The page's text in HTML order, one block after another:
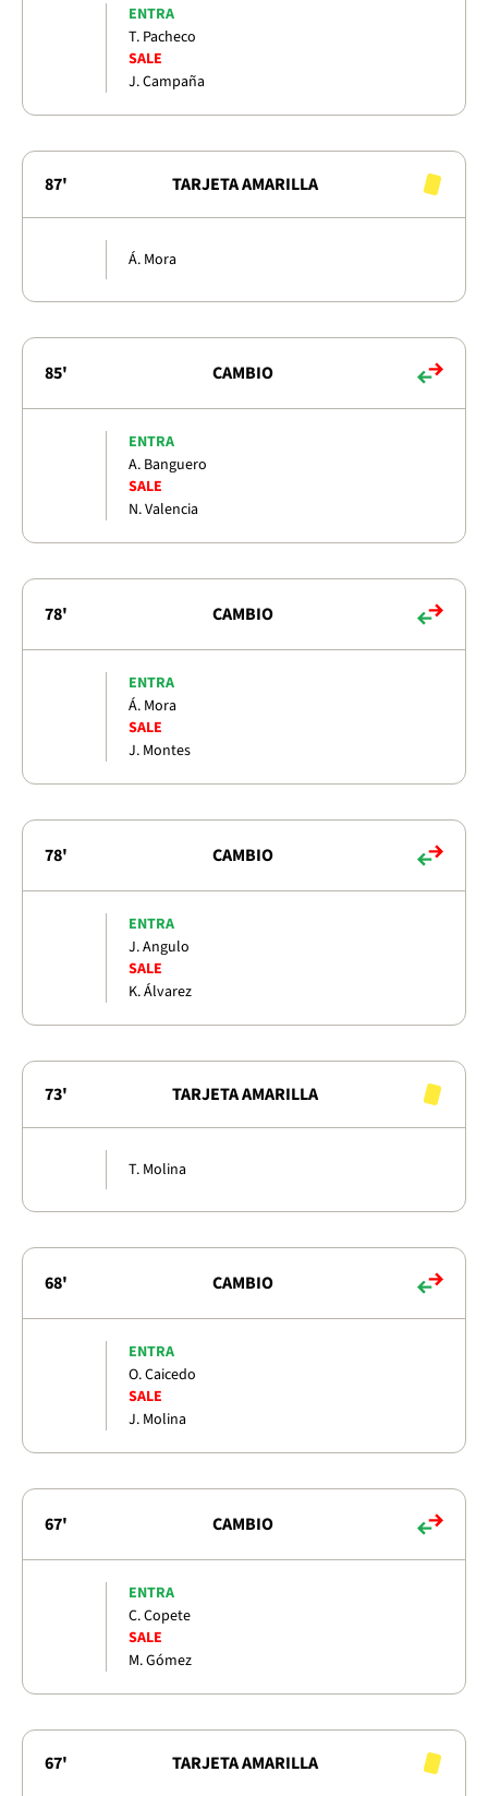
ENTRA
T. Pacheco
SALE
J. Campaña
87' TARJETA AMARILLA
Á. Mora
85' CAMBIO
ENTRA
A. Banguero
SALE
N. Valencia
78' CAMBIO
ENTRA
Á. Mora
SALE
J. Montes
78' CAMBIO
ENTRA
J. Angulo
SALE
K. Álvarez
73' TARJETA AMARILLA
T. Molina
68' CAMBIO
ENTRA
O. Caicedo
SALE
J. Molina
67' CAMBIO
ENTRA
C. Copete
SALE
M. Gómez
67' TARJETA AMARILLA